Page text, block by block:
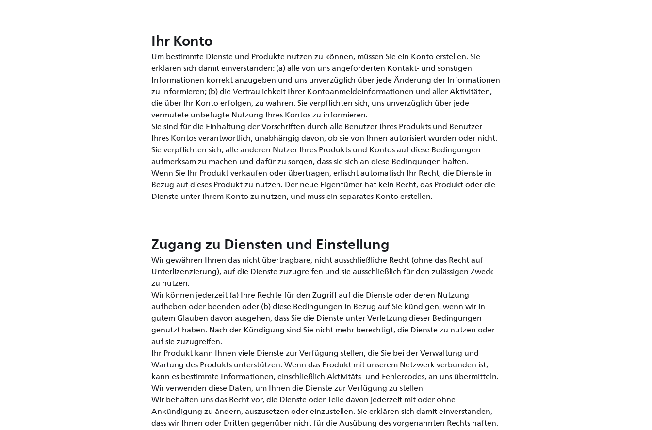
Ihr Konto
Um bestimmte Dienste und Produkte nutzen zu können, müssen Sie ein Konto erstellen. Sie
erklären sich damit einverstanden: (a) alle von uns angeforderten Kontakt- und sonstigen
Informationen korrekt anzugeben und uns unverzüglich über jede Änderung der Informationen
zu informieren; (b) die Vertraulichkeit Ihrer Kontoanmeldeinformationen und aller Aktivitäten,
die über Ihr Konto erfolgen, zu wahren. Sie verpflichten sich, uns unverzüglich über jede
vermutete unbefugte Nutzung Ihres Kontos zu informieren.
Sie sind für die Einhaltung der Vorschriften durch alle Benutzer Ihres Produkts und Benutzer
Ihres Kontos verantwortlich, unabhängig davon, ob sie von Ihnen autorisiert wurden oder nicht.
Sie verpflichten sich, alle anderen Nutzer Ihres Produkts und Kontos auf diese Bedingungen
aufmerksam zu machen und dafür zu sorgen, dass sie sich an diese Bedingungen halten.
Wenn Sie Ihr Produkt verkaufen oder übertragen, erlischt automatisch Ihr Recht, die Dienste in
Bezug auf dieses Produkt zu nutzen. Der neue Eigentümer hat kein Recht, das Produkt oder die
Dienste unter Ihrem Konto zu nutzen, und muss ein separates Konto erstellen.
Zugang zu Diensten und Einstellung
Wir gewähren Ihnen das nicht übertragbare, nicht ausschließliche Recht (ohne das Recht auf
Unterlizenzierung), auf die Dienste zuzugreifen und sie ausschließlich für den zulässigen Zweck
zu nutzen.
Wir können jederzeit (a) Ihre Rechte für den Zugriff auf die Dienste oder deren Nutzung
aufheben oder beenden oder (b) diese Bedingungen in Bezug auf Sie kündigen, wenn wir in
gutem Glauben davon ausgehen, dass Sie die Dienste unter Verletzung dieser Bedingungen
genutzt haben. Nach der Kündigung sind Sie nicht mehr berechtigt, die Dienste zu nutzen oder
auf sie zuzugreifen.
Ihr Produkt kann Ihnen viele Dienste zur Verfügung stellen, die Sie bei der Verwaltung und
Wartung des Produkts unterstützen. Wenn das Produkt mit unserem Netzwerk verbunden ist,
kann es bestimmte Informationen, einschließlich Aktivitäts- und Fehlercodes, an uns übermitteln.
Wir verwenden diese Daten, um Ihnen die Dienste zur Verfügung zu stellen.
Wir behalten uns das Recht vor, die Dienste oder Teile davon jederzeit mit oder ohne
Ankündigung zu ändern, auszusetzen oder einzustellen. Sie erklären sich damit einverstanden,
dass wir Ihnen oder Dritten gegenüber nicht für die Ausübung des vorgenannten Rechts haften.